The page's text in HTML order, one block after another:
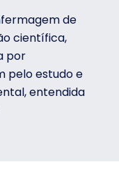
de
científica,
por
pelo estudo e
entendida